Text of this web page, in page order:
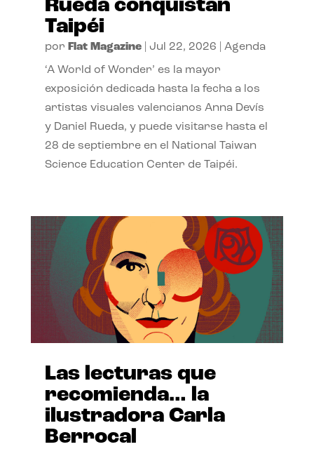
Rueda conquistan
Taipéi
por Flat Magazine| Jul 22, 2026 Agenda
‘A World of Wonder’ es la mayor
exposición dedicada hasta la fecha a los
artistas visuales valencianos Anna Devís
y Daniel Rueda, y puede visitarse hasta el
28 de septiembre en el National Taiwan
Science Education Center de Taipéi.
Las lecturas que
recomienda… la
ilustradora Carla
Berrocal